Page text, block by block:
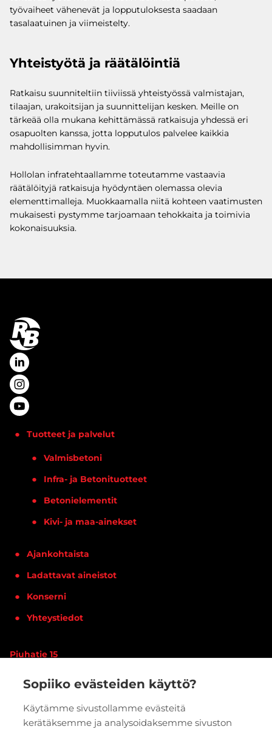
Sopiiko evästeiden käyttö?
Käytämme sivustollamme evästeitä
kerätäksemme ja analysoidaksemme sivuston
työvaiheet vähenevät ja lopputuloksesta saadaan
tasalaatuinen ja viimeistelty.
Yhteistyötä ja räätälöintiä
Ratkaisu suunniteltiin tiiviissä yhteistyössä valmistajan,
tilaajan, urakoitsijan ja suunnittelijan kesken. Meille on
tärkeää olla mukana kehittämässä ratkaisuja yhdessä eri
osapuolten kanssa, jotta lopputulos palvelee kaikkia
mahdollisimman hyvin.
Hollolan infratehtaallamme toteutamme vastaavia
räätälöityjä ratkaisuja hyödyntäen olemassa olevia
elementtimalleja. Muokkaamalla niitä kohteen vaatimusten
mukaisesti pystymme tarjoamaan tehokkaita ja toimivia
kokonaisuuksia.
Tuotteet ja palvelut
Valmisbetoni
Infra- ja Betonituotteet
Betonielementit
Kivi- ja maa-ainekset
Ajankohtaista
Ladattavat aineistot
Konserni
Yhteystiedot
Piuhatie 15
PYYDÄ TARJOUS VERKKOKAUPPA